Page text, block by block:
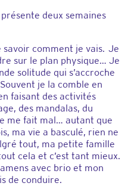
deux semaines
savoir comment je vais. Je
sur le plan physique… Je
solitude qui s’accroche
je la comble en
faisant des activités
des mandalas, du
me fait mal… autant que
ma vie a basculé, rien ne
tout, ma petite famille
cela et c’est tant mieux.
avec brio et mon
de conduire.